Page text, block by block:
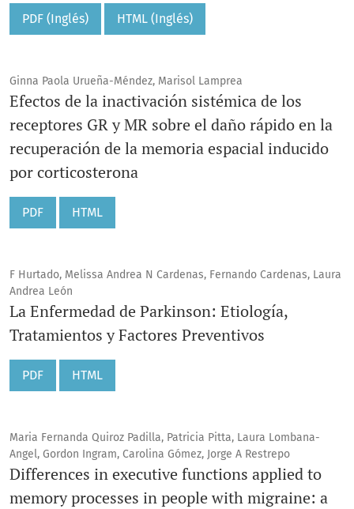
PDF (Inglés) HTML (Inglés)
Ginna Paola Urueña-Méndez, Marisol Lamprea
Efectos de la inactivación sistémica de los
receptores GR y MR sobre el daño rápido en la
recuperación de la memoria espacial inducido
por corticosterona
PDF HTML
F Hurtado, Melissa Andrea N Cardenas, Fernando Cardenas, Laura
Andrea León
La Enfermedad de Parkinson: Etiología,
Tratamientos y Factores Preventivos
PDF HTML
Maria Fernanda Quiroz Padilla, Patricia Pitta, Laura Lombana-
Angel, Gordon Ingram, Carolina Gómez, Jorge A Restrepo
Differences in executive functions applied to
memory processes in people with migraine: a